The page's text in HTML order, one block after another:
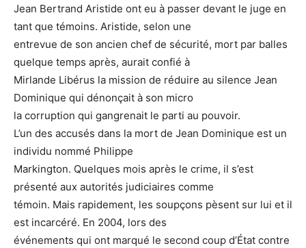
Jean Bertrand Aristide ont eu à passer devant le juge en
tant que témoins. Aristide, selon une
entrevue de son ancien chef de sécurité, mort par balles
quelque temps après, aurait confié à
Mirlande Libérus la mission de réduire au silence Jean
Dominique qui dénonçait à son micro
la corruption qui gangrenait le parti au pouvoir.
L’un des accusés dans la mort de Jean Dominique est un
individu nommé Philippe
Markington. Quelques mois après le crime, il s’est
présenté aux autorités judiciaires comme
témoin. Mais rapidement, les soupçons pèsent sur lui et il
est incarcéré. En 2004, lors des
événements qui ont marqué le second coup d’État contre